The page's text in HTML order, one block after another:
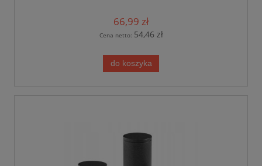
66,99 zł
Cena netto: 54,46 zł
do koszyka